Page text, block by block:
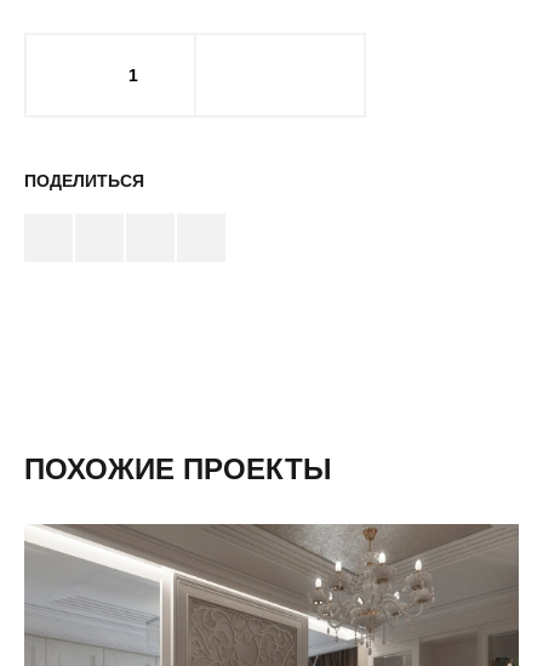
1
ПОДЕЛИТЬСЯ
ПОХОЖИЕ ПРОЕКТЫ